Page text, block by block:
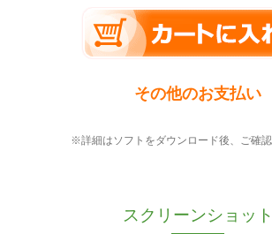
その他のお支払い
※詳細はソフトをダウンロード後、ご確認
スクリーンショット